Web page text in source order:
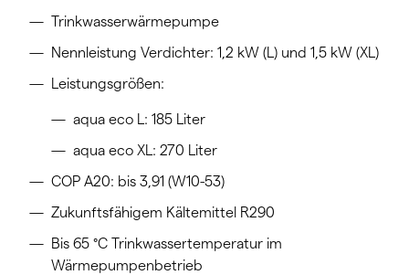
Trinkwasserwärmepumpe
Nennleistung Verdichter: 1,2 kW (L) und 1,5 kW (XL)
Leistungsgrößen:
aqua eco L: 185 Liter
aqua eco XL: 270 Liter
COP A20: bis 3,91 (W10-53)
Zukunftsfähigem Kältemittel R290
Bis 65 °C Trinkwassertemperatur im
Wärmepumpenbetrieb